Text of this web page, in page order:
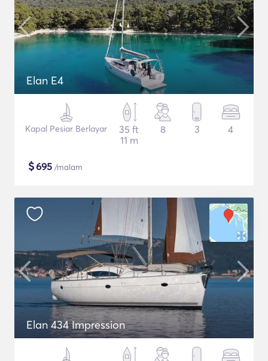
Elan E4
Kapal Pesiar Berlayar
35 ft
11 m
8 3 4
$695 /malam
Elan 434 Impression